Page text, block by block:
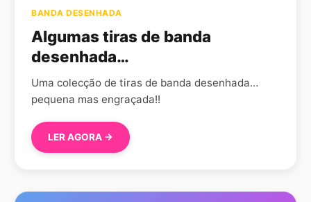
BANDA DESENHADA
Algumas tiras de banda
desenhada…
Uma colecção de tiras de banda desenhada…
pequena mas engraçada!!
LER AGORA →